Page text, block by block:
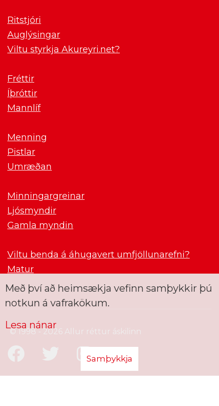
Ritstjóri
Auglýsingar
Viltu styrkja Akureyri.net?
Fréttir
Íþróttir
Mannlíf
Menning
Pistlar
Umræðan
Minningargreinar
Ljósmyndir
Gamla myndin
Viltu benda á áhugavert umfjöllunarefni?
Matur
© 1998 - 2026 Allur réttur áskilinn
Með því að heimsækja vefinn samþykkir þú
notkun á vafrakökum.
Lesa nánar
Samþykkja